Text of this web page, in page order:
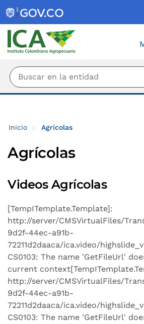
Inicio Agrícolas
Agrícolas
Videos Agrícolas
[TempITemplate.Template]:
http://server/CMSVirtualFiles/
9d2f-44ec-a91b-
72211d2daaca/ica.video/
CS0103: The name 'GetFileUrl'
current context
http://server/CMSVirtualFiles/
9d2f-44ec-a91b-
72211d2daaca/ica.video/
CS0103: The name 'GetFileUrl'